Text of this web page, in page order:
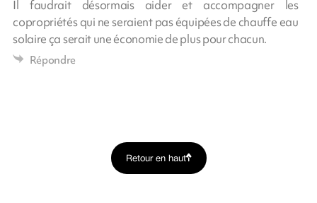
Il faudrait désormais aider et accompagner les
copropriétés qui ne seraient pas équipées de chauffe eau
solaire ça serait une économie de plus pour chacun.
Répondre
Retour en haut